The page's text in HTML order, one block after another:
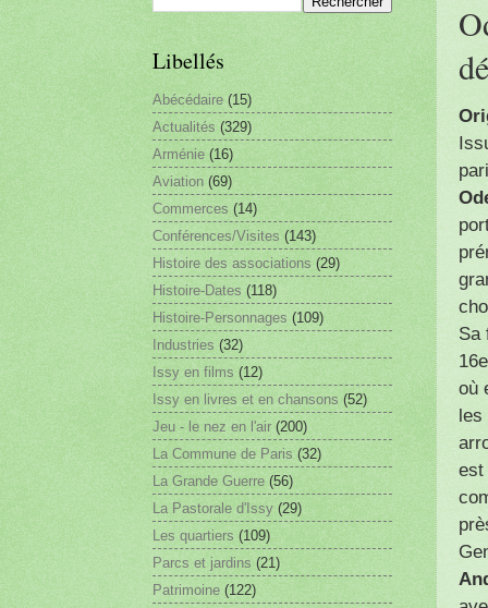
Sa
où
les
est
Libellés
Abécédaire (15)
Actualités (329)
Arménie (16)
Aviation (69)
Commerces (14)
Conférences/Visites (143)
Histoire des associations (29)
Histoire-Dates (118)
Histoire-Personnages (109)
Industries (32)
Issy en films (12)
Issy en livres et en chansons (52)
Jeu - le nez en l'air (200)
La Commune de Paris (32)
La Grande Guerre (56)
La Pastorale d'Issy (29)
Les quartiers (109)
Parcs et jardins (21)
Patrimoine (122)